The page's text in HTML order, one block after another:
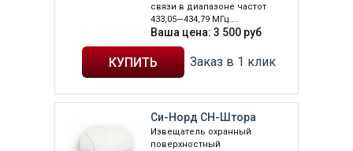
связи в диапазоне частот
433,05—434,79 МГц....
Ваша цена: 3 500 руб
Заказ в 1 клик
Си-Норд СН-Штора
Извещатель охранный
поверхностный